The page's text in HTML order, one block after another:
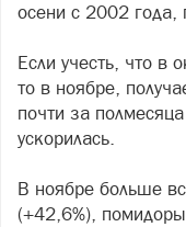
осени с 2002 года,
Если учесть, что в
то в ноябре,
почти за
ускорилась.
В ноябре больше
(+42,6%),